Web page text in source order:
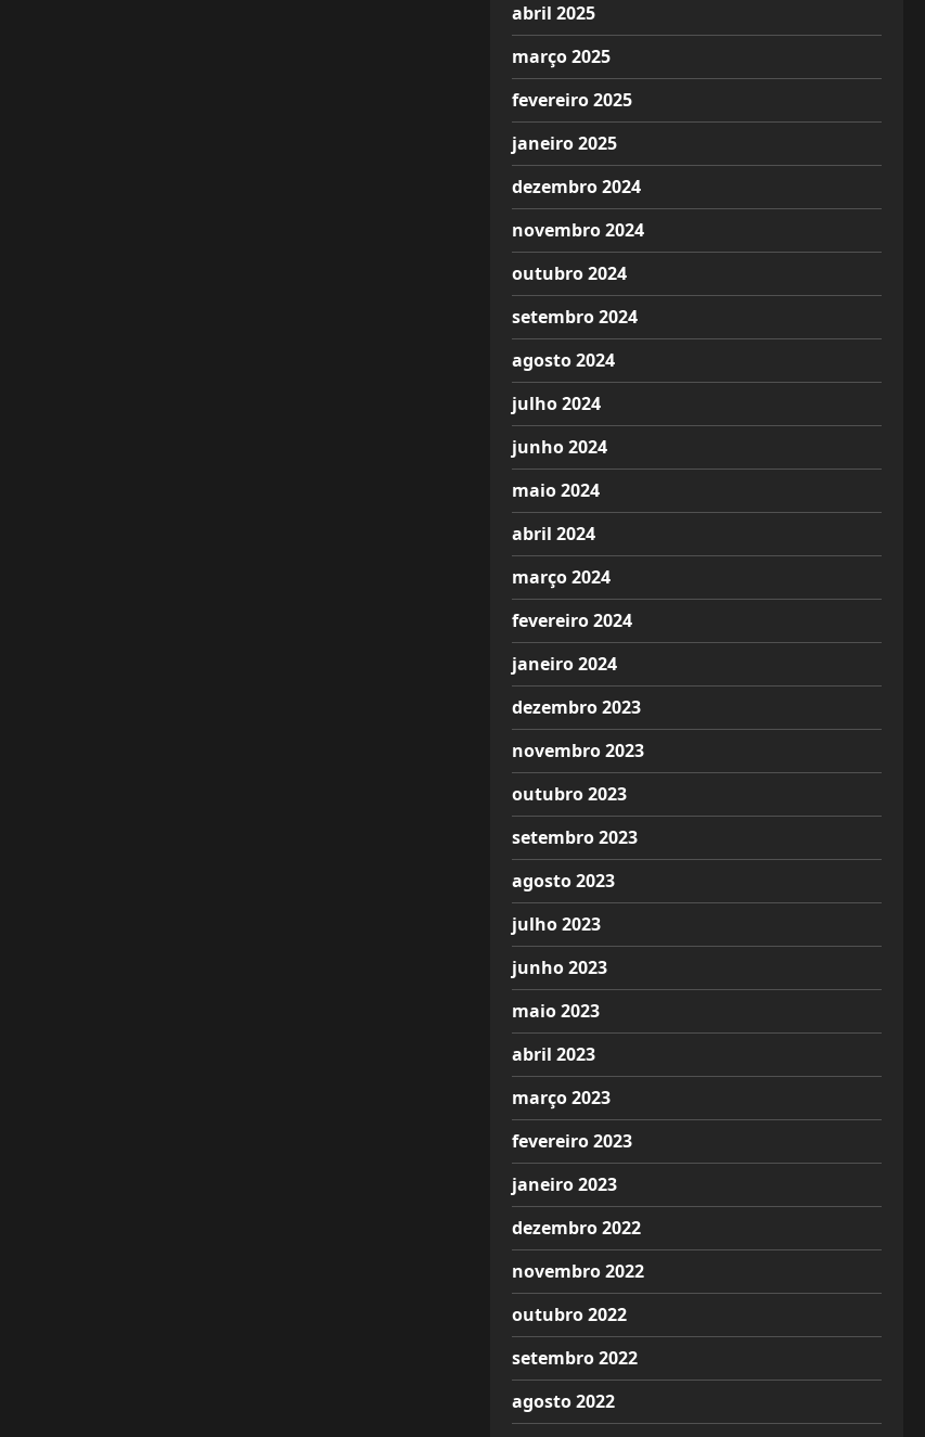
abril 2025
março 2025
fevereiro 2025
janeiro 2025
dezembro 2024
novembro 2024
outubro 2024
setembro 2024
agosto 2024
julho 2024
junho 2024
maio 2024
abril 2024
março 2024
fevereiro 2024
janeiro 2024
dezembro 2023
novembro 2023
outubro 2023
setembro 2023
agosto 2023
julho 2023
junho 2023
maio 2023
abril 2023
março 2023
fevereiro 2023
janeiro 2023
dezembro 2022
novembro 2022
outubro 2022
setembro 2022
agosto 2022